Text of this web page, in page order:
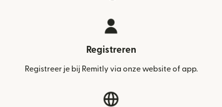
Registreren
Registreer je bij Remitly via onze website of app.